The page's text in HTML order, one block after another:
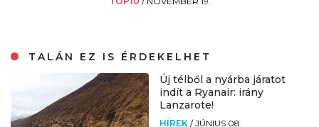
TALÁN EZ IS ÉRDEKELHET
Új télből a nyárba járatot
indít a Ryanair: irány
Lanzarote!
HÍREK /JÚNIUS 08.